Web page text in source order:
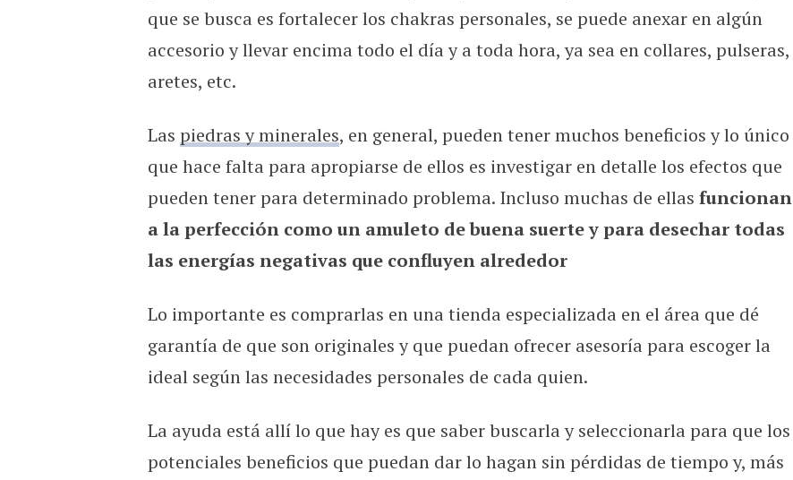
que se busca es fortalecer los chakras personales, se puede anexar en algún
accesorio y llevar encima todo el día y a toda hora, ya sea en collares, pulseras,
aretes, etc.
Las piedras y minerales, en general, pueden tener muchos beneficios y lo único
que hace falta para apropiarse de ellos es investigar en detalle los efectos que
pueden tener para determinado problema. Incluso muchas de ellas funcionan
a la perfección como un amuleto de buena suerte y para desechar todas
las energías negativas que confluyen alrededor
Lo importante es comprarlas en una tienda especializada en el área que dé
garantía de que son originales y que puedan ofrecer asesoría para escoger la
ideal según las necesidades personales de cada quien.
La ayuda está allí lo que hay es que saber buscarla y seleccionarla para que los
potenciales beneficios que puedan dar lo hagan sin pérdidas de tiempo y, más